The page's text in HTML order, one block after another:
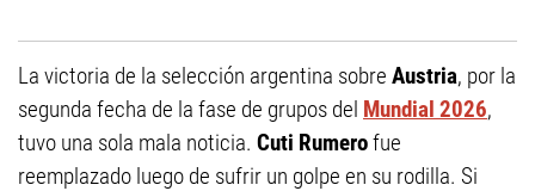
La victoria de la selección argentina sobre Austria, por la
segunda fecha de la fase de grupos del Mundial 2026,
tuvo una sola mala noticia. Cuti Rumerofue
reemplazado luego de sufrir un golpe en su rodilla. Si